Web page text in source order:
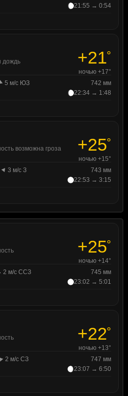
21:55 → 0:54
дождь +21°
ночью +17°
5 м/с ЮЗ
742 мм
22:34 → 1:48
возможна гроза +25°
ночью +15°
3 м/с З
743 мм
22:53 → 3:15
+25°
ночью +14°
2 м/с ССЗ
745 мм
23:02 → 5:01
+22°
ночью +13°
2 м/с СЗ
747 мм
23:07 → 6:50